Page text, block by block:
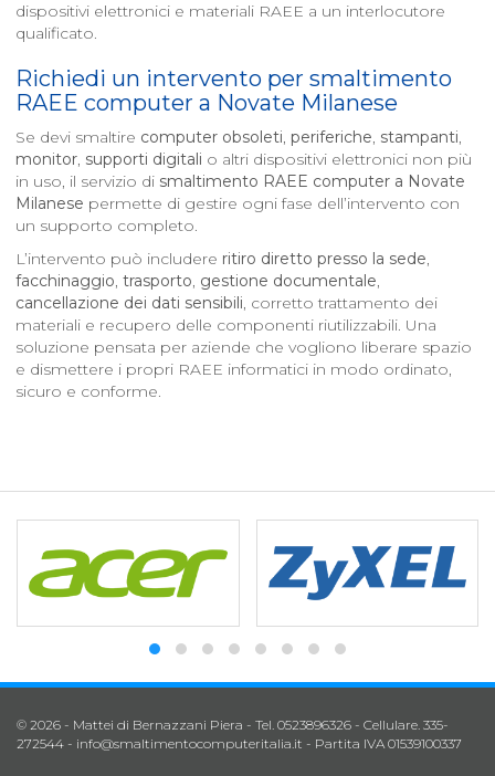
dispositivi elettronici e materiali RAEE a un interlocutore
qualificato.
Richiedi un intervento per smaltimento
RAEE computer a Novate Milanese
Se devi smaltire computer obsoleti, periferiche, stampanti,
monitor, supporti digitali o altri dispositivi elettronici non più
in uso, il servizio di smaltimento RAEE computer a Novate
Milanese permette di gestire ogni fase dell’intervento con
un supporto completo.
L’intervento può includere ritiro diretto presso la sede,
facchinaggio, trasporto, gestione documentale,
cancellazione dei dati sensibili, corretto trattamento dei
materiali e recupero delle componenti riutilizzabili. Una
soluzione pensata per aziende che vogliono liberare spazio
e dismettere i propri RAEE informatici in modo ordinato,
sicuro e conforme.
© 2026 - Mattei di Bernazzani Piera - Tel. 0523896326 - Cellulare. 335-
272544 - info@smaltimentocomputeritalia.it - Partita IVA 01539100337